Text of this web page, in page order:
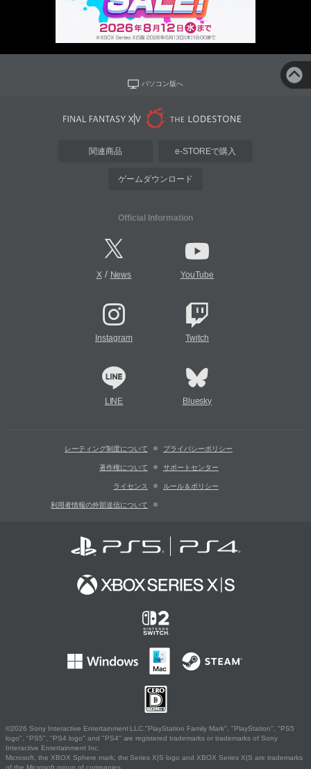
パソコン版へ
関連商品 e-STOREで購入
ゲームダウンロード
Official Information
X/ News YouTube
Instagram Twitch
LINE Bluesky
レーティング制度について プライバシーポリシー
著作権について サポートセンター
ライセンス ルール＆ポリシー
利用者情報の外部送信について
©2026 Sony Interactive Entertainment LLC."PlayStation Family Mark", "PlayStation", "PS5
logo", "PS5", "PS4 logo" and "PS4" are registered trademarks or trademarks of Sony
Interactive Entertainment Inc.
Microsoft, the XBOX Sphere mark, the Series X|S logo and XBOX Series X|S are trademarks
of the Microsoft group of companies.